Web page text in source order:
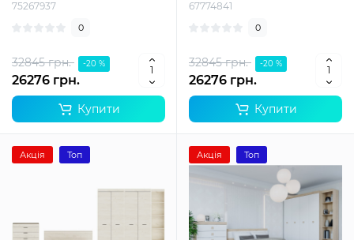
75267937
0
32845 грн. -20 %
26276 грн.
Купити
67774841
0
32845 грн. -20 %
26276 грн.
Купити
Акція Топ Акція Топ